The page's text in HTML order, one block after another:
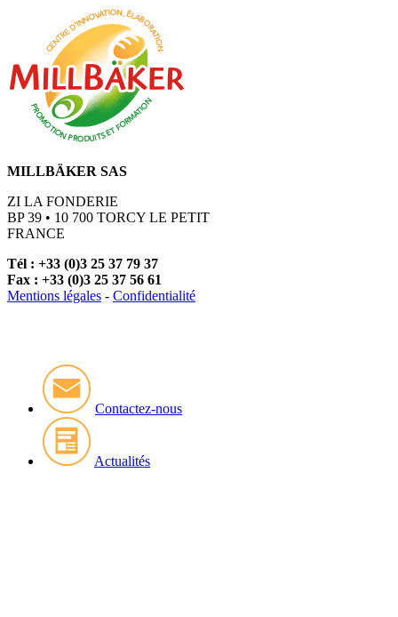
MILLBÄKER SAS
ZI LA FONDERIE
BP 39 • 10 700 TORCY LE PETIT
FRANCE
Tél : +33 (0)3 25 37 79 37
Fax : +33 (0)3 25 37 56 61
Mentions légales - Confidentialité
Contactez-nous
Actualités